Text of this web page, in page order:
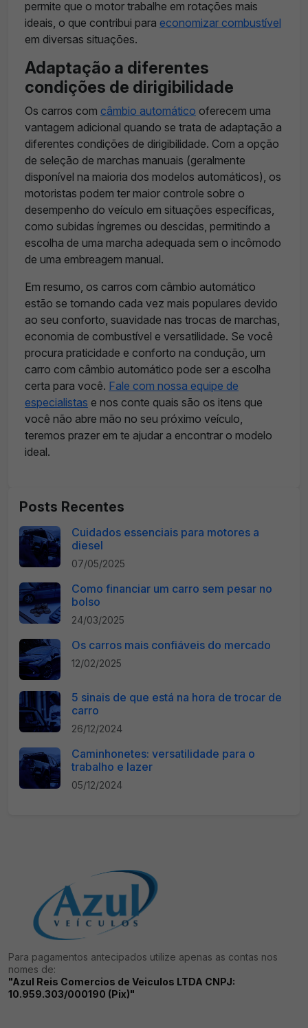
permite que o motor trabalhe em rotações mais
ideais, o que contribui para economizar combustível
em diversas situações.
Adaptação a diferentes
condições de dirigibilidade
Os carros com câmbio automático oferecem uma
vantagem adicional quando se trata de adaptação a
diferentes condições de dirigibilidade. Com a opção
de seleção de marchas manuais (geralmente
disponível na maioria dos modelos automáticos), os
motoristas podem ter maior controle sobre o
desempenho do veículo em situações específicas,
como subidas íngremes ou descidas, permitindo a
escolha de uma marcha adequada sem o incômodo
de uma embreagem manual.
Em resumo, os carros com câmbio automático
estão se tornando cada vez mais populares devido
ao seu conforto, suavidade nas trocas de marchas,
economia de combustível e versatilidade. Se você
procura praticidade e conforto na condução, um
carro com câmbio automático pode ser a escolha
certa para você. Fale com nossa equipe de
especialistas e nos conte quais são os itens que
você não abre mão no seu próximo veículo,
teremos prazer em te ajudar a encontrar o modelo
ideal.
Posts Recentes
Cuidados essenciais para motores a
diesel
07/05/2025
Como financiar um carro sem pesar no
bolso
24/03/2025
Os carros mais confiáveis do mercado
12/02/2025
5 sinais de que está na hora de trocar de
carro
26/12/2024
Caminhonetes: versatilidade para o
trabalho e lazer
05/12/2024
Para pagamentos antecipados utilize apenas as contas nos
nomes de:
"Azul Reis Comercios de Veiculos LTDA CNPJ:
10.959.303/000190 (Pix)"